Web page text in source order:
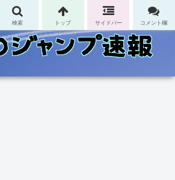
検索 トップ サイドバー コメント欄